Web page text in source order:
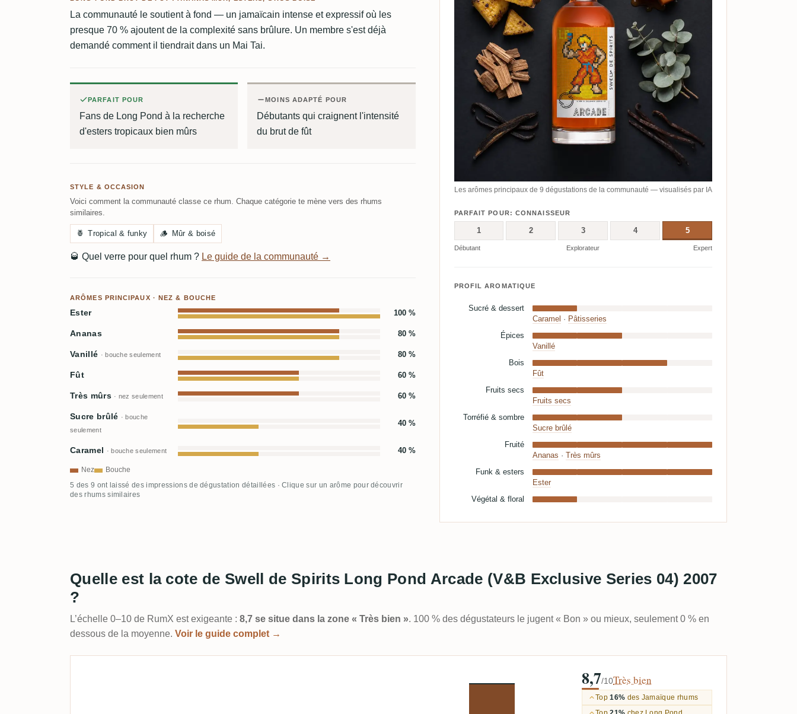
La communauté le soutient à fond — un jamaïcain intense et expressif où les
presque 70 % ajoutent de la complexité sans brûlure. Un membre s'est déjà
demandé comment il tiendrait dans un Mai Tai.
PARFAIT POUR
Fans de Long Pond à la recherche
d'esters tropicaux bien mûrs
MOINS ADAPTÉ POUR
Débutants qui craignent l'intensité
du brut de fût
STYLE & OCCASION
Voici comment la communauté classe ce rhum. Chaque catégorie te mène vers des rhums
similaires.
🍍 Tropical & funky 🪵 Mûr & boisé
🥃 Quel verre pour quel rhum ? Le guide de la communauté →
ARÔMES PRINCIPAUX · NEZ & BOUCHE
Ester 100 %
Ananas 80 %
Vanillé · bouche seulement 80 %
Fût 60 %
Très mûrs · nez seulement 60 %
Sucre brûlé · bouche
seulement
40 %
Caramel · bouche seulement 40 %
Nez Bouche
5 des 9 ont laissé des impressions de dégustation détaillées · Clique sur un arôme pour découvrir
des rhums similaires
Les arômes principaux de 9 dégustations de la communauté — visualisés par IA
PARFAIT POUR: CONNAISSEUR
1 2 3 4 5
Débutant Explorateur Expert
PROFIL AROMATIQUE
Sucré & dessert
Caramel · Pâtisseries
Épices
Vanillé
Bois
Fût
Fruits secs
Fruits secs
Torréfié & sombre
Sucre brûlé
Fruité
Ananas · Très mûrs
Funk & esters
Ester
Végétal & floral
Quelle est la cote de Swell de Spirits Long Pond Arcade (V&B Exclusive Series 04) 2007
?
L’échelle 0–10 de RumX est exigeante : 8,7 se situe dans la zone « Très bien ». 100 % des dégustateurs le jugent « Bon » ou mieux, seulement 0 % en
dessous de la moyenne. Voir le guide complet →
8,7/10Très bien
Top16% des Jamaïque rhums